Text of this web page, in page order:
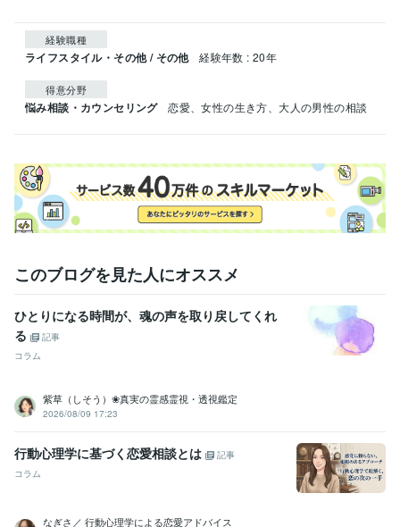
経験職種
ライフスタイル・その他 / その他 経験年数 : 20年
得意分野
悩み相談・カウンセリング 恋愛、女性の生き方、大人の男性の相談
このブログを見た人にオススメ
ひとりになる時間が、魂の声を取り戻してくれ
る
記事
コラム
紫草（しそう）❀真実の霊感霊視・透視鑑定
2026/08/09 17:23
行動心理学に基づく恋愛相談とは
記事
コラム
なぎさ／ 行動心理学による恋愛アドバイス